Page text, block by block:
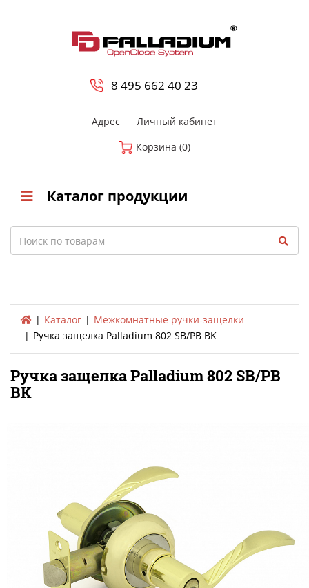
8 495 662 40 23
Адрес
Личный кабинет
Корзина (0)
Каталог продукции
Search
Каталог
Межкомнатные ручки-защелки
Ручка защелка Palladium 802 SB/PB BK
Ручка защелка Palladium 802 SB/PB
BK